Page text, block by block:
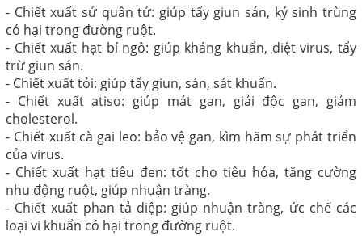
- Chiết xuất sử quân tử: giúp tẩy giun sán, ký sinh trùng
có hại trong đường ruột.
- Chiết xuất hạt bí ngô: giúp kháng khuẩn, diệt virus, tẩy
trừ giun sán.
- Chiết xuất tỏi: giúp tẩy giun, sán, sát khuẩn.
- Chiết xuất atiso: giúp mát gan, giải độc gan, giảm
cholesterol.
- Chiết xuất cà gai leo: bảo vệ gan, kìm hãm sự phát triển
của virus.
- Chiết xuất hạt tiêu đen: tốt cho tiêu hóa, tăng cường
nhu động ruột, giúp nhuận tràng.
- Chiết xuất phan tả diệp: giúp nhuận tràng, ức chế các
loại vi khuẩn có hại trong đường ruột.